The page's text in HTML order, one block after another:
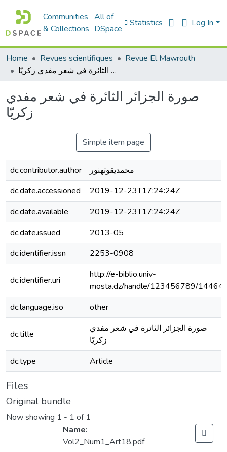
Communities
& Collections
All of
DSpace
Statistics Log In
Home Revues scientifiques
Revue El Mawrouth
صورة الجزائر الثائرة في شعر مفدي زكريّا
صورة الجزائر الثائرة في شعر مفدي
زكريّا
Simple item page
dc.contributor.author
محمديقوتهنور
dc.date.accessioned
2019-12-23T17:24:24Z
dc.date.available
2019-12-23T17:24:24Z
dc.date.issued
2013-05
dc.identifier.issn
2253-0908
dc.identifier.uri
http://e-biblio.univ-
mosta.dz/handle/123456789/14464
dc.language.iso
other
dc.title
صورة الجزائر الثائرة في شعر مفدي
زكريّا
dc.type
Article
Files
Original bundle
Now showing 1 - 1 of 1
Name:
Vol2_Num1_Art18.pdf